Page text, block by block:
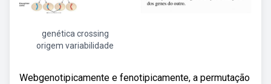
genética crossing
origem variabilidade
Webgenotipicamente e fenotipicamente, a permutação